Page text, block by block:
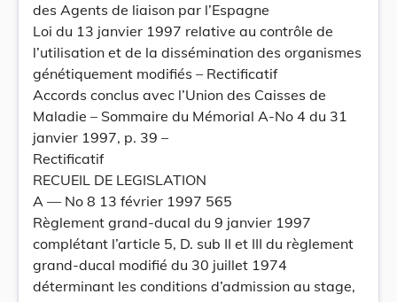
des Agents de liaison par l’Espagne
Loi du 13 janvier 1997 relative au contrôle de
l’utilisation et de la dissémination des organismes
génétiquement modifiés – Rectificatif
Accords conclus avec l’Union des Caisses de
Maladie – Sommaire du Mémorial A-No 4 du 31
janvier 1997, p. 39 –
Rectificatif
RECUEIL DE LEGISLATION
A — No 8 13 février 1997 565
Règlement grand-ducal du 9 janvier 1997
complétant l’article 5, D. sub II et III du règlement
grand-ducal modifié du 30 juillet 1974
déterminant les conditions d’admission au stage,